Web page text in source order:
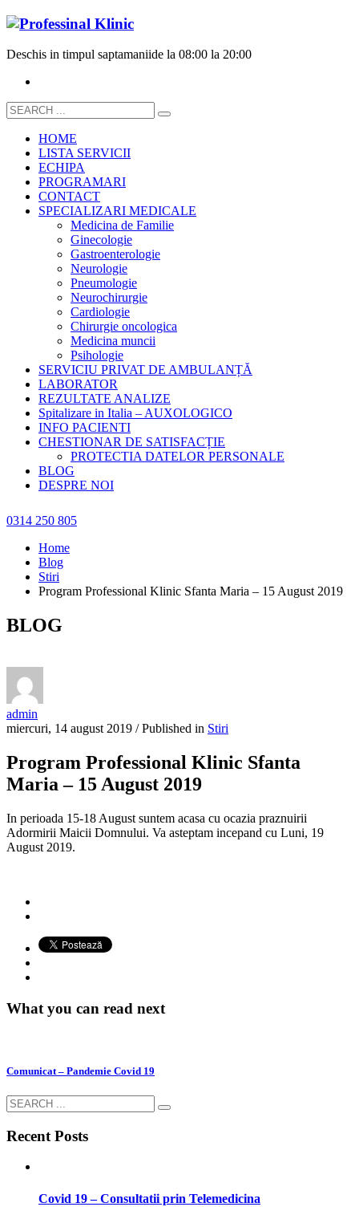
Deschis in timpul saptamaniide la 08:00 la 20:00
HOME
LISTA SERVICII
ECHIPA
PROGRAMARI
CONTACT
SPECIALIZARI MEDICALE
Medicina de Familie
Ginecologie
Gastroenterologie
Neurologie
Pneumologie
Neurochirurgie
Cardiologie
Chirurgie oncologica
Medicina muncii
Psihologie
SERVICIU PRIVAT DE AMBULANȚĂ
LABORATOR
REZULTATE ANALIZE
Spitalizare in Italia – AUXOLOGICO
INFO PACIENTI
CHESTIONAR DE SATISFACȚIE
PROTECTIA DATELOR PERSONALE
BLOG
DESPRE NOI
0314 250 805
Home
Blog
Stiri
Program Professional Klinic Sfanta Maria – 15 August 2019
BLOG
admin
miercuri, 14 august 2019 /Published in Stiri
Program Professional Klinic Sfanta
Maria – 15 August 2019
In perioada 15-18 August suntem acasa cu ocazia praznuirii
Adormirii Maicii Domnului. Va asteptam incepand cu Luni, 19
August 2019.
What you can read next
Comunicat – Pandemie Covid 19
Recent Posts
Covid 19 – Consultatii prin Telemedicina